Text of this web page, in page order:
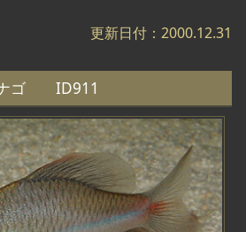
更新日付：2000.12.31
ナゴ ID911